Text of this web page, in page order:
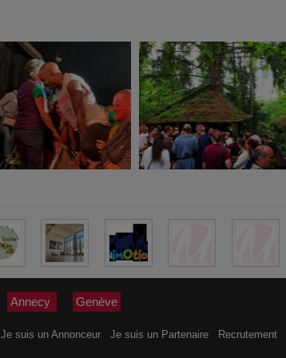
Annecy Genève
Je suis un Annonceur Je suis un Partenaire Recrutement